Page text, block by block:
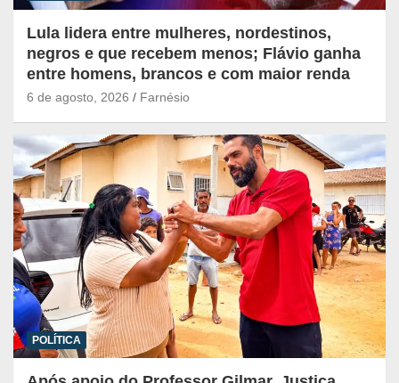
Lula lidera entre mulheres, nordestinos,
negros e que recebem menos; Flávio ganha
entre homens, brancos e com maior renda
6 de agosto, 2026 Farnésio
POLÍTICA